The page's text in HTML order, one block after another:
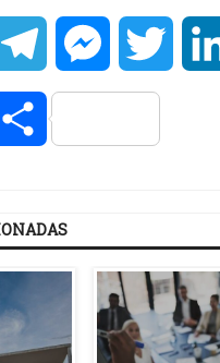
TelegramMessenger
Compartilhar